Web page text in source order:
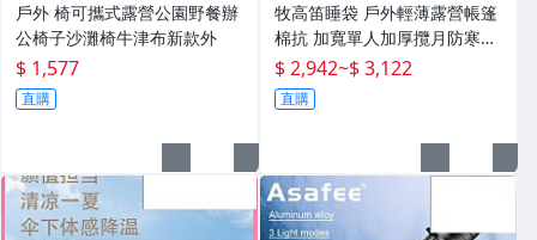
戶外 椅可攜式露營公園野餐辦
公椅子沙灘椅牛津布新款外
$ 1,577
直購
牧高笛睡袋 戶外輕薄露營帳篷
棉抗 加寬單人加厚攬月防寒被
子
$ 2,942~$ 3,122
直購